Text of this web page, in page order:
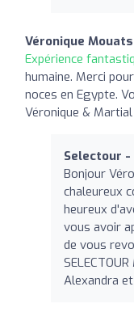
Véronique Mouats
Expérience
humaine. Merci
noces en Egypte.
Véronique & Martial
Selectour
Bonjour
chaleureux
heureux
vous avoir
de vous
Alexandra